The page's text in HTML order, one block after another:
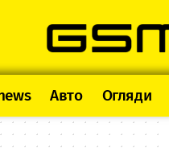
Авто Огляди